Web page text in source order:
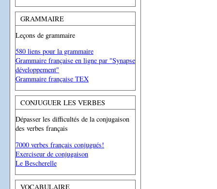
GRAMMAIRE
Leçons de grammaire
580 liens pour la grammaire
Grammaire française en ligne par "Synapse
développement"
Grammaire française TEX
CONJUGUER LES VERBES
Dépasser les difficultés de la conjugaison
des verbes français
7000 verbes français conjugués!
Exerciseur de conjugaison
Le Bescherelle
VOCABULAIRE